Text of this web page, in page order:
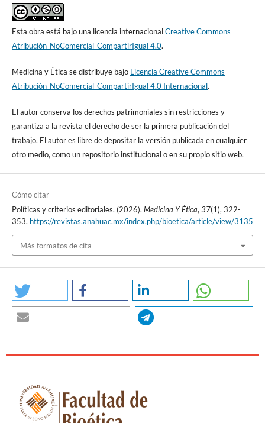
Esta obra está bajo una licencia internacionalCreative Commons
Atribución-NoComercial-CompartirIgual 4.0.
Medicina y Ética se distribuye bajo Licencia Creative Commons
Atribución-NoComercial-CompartirIgual 4.0 Internacional.
El autor conserva los derechos patrimoniales sin restricciones y
garantiza a la revista el derecho de ser la primera publicación del
trabajo. El autor es libre de depositar la versión publicada en cualquier
otro medio, como un repositorio institucional o en su propio sitio web.
Cómo citar
Políticas y criterios editoriales. (2026). Medicina Y Ética,37(1), 322-
353. https://revistas.anahuac.mx/index.php/bioetica/article/view/3135
Más formatos de cita